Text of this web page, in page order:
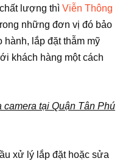
lượng thì Viễn Thông
những đơn vị đó bảo
hành, lắp đặt thẫm mỹ
khách hàng một cách
tại Quận Tân Phú
xử lý lắp đặt hoặc sửa